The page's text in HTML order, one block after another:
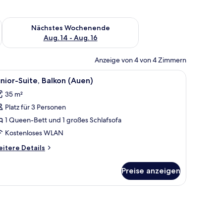
Aug. 7 - Aug. 9.
Nächstes Wochenende
Aug. 14 - Aug. 16
Überprüfe die Verfügbarkeit für nächstes Wochenende, Aug.
Anzeige von 4 von 4 Zimmern
einem hölzernen Kopfteil, einem kleinen Tisch, einem Stuhl und einem
Ein modernes Hotelzimmer mit einer
4 Suite, Balkon (Auen)
35 m²
Platz für 3 Personen
1 Queen-Bett und 1 großes Schlafsofa
Kostenloses WLAN
Details
Preise anzeigen